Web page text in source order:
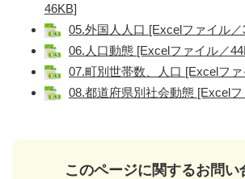
46KB]
05.外国人人口 [Excelファイル／
06.人口動態 [Excelファイル／
07.町別世帯数、人口 [Excelフ
08.都道府県別社会動態 [Excel
このページに関するお問い